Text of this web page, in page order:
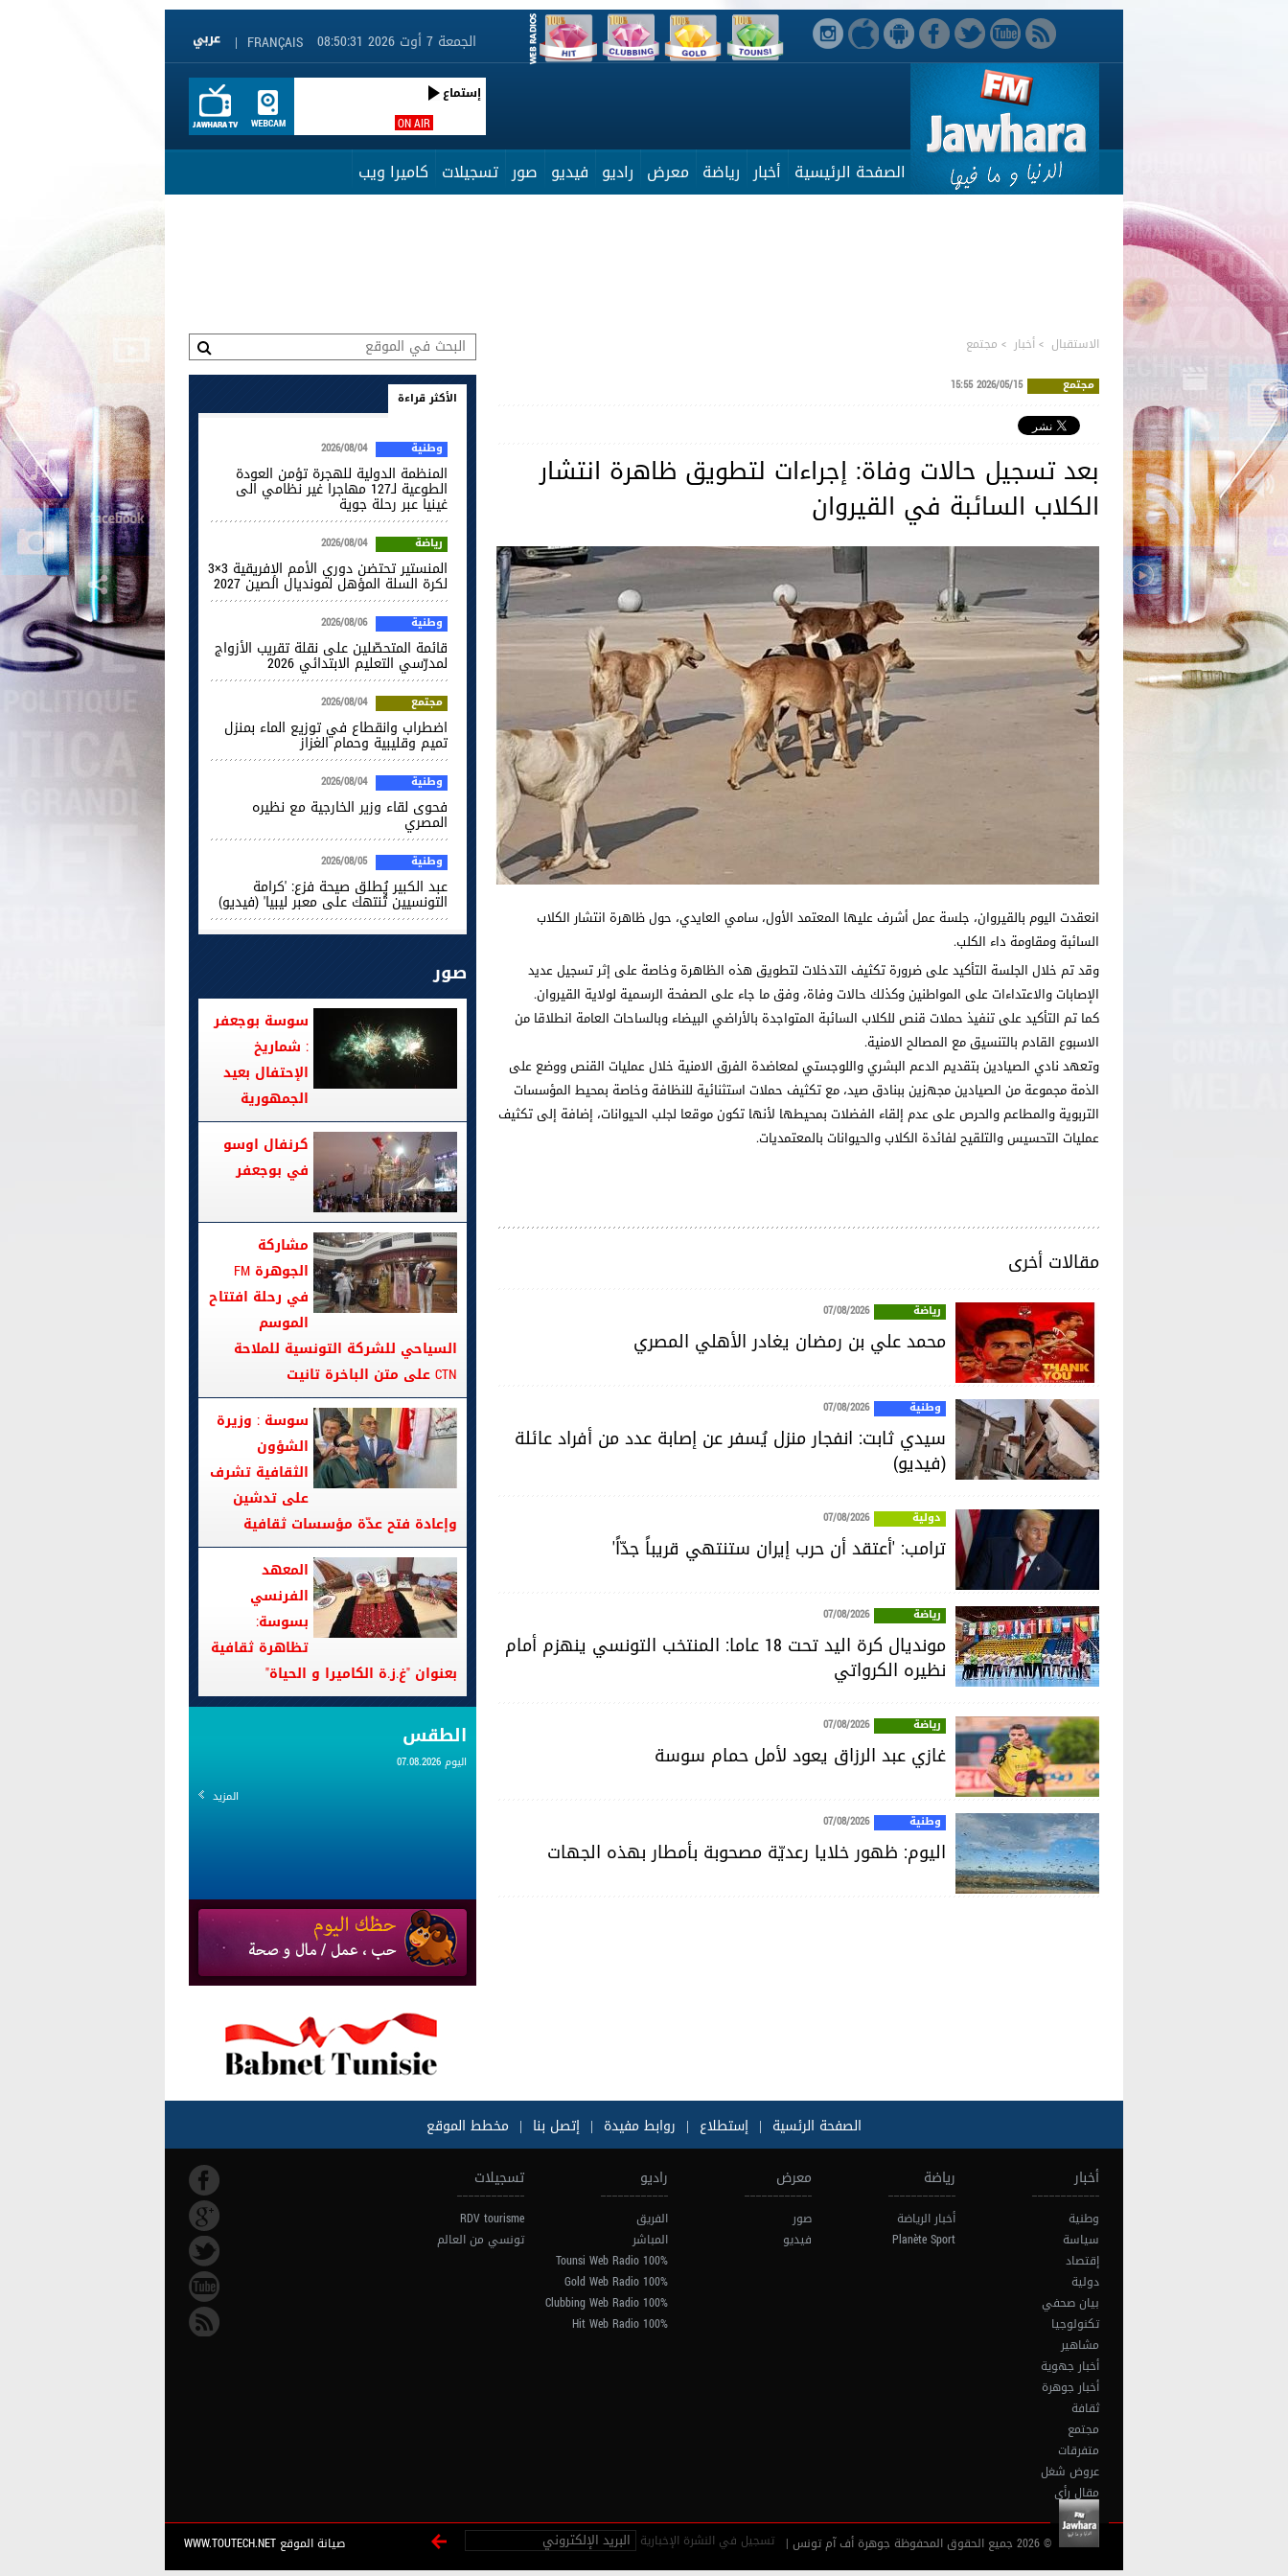
FRANÇAIS
| الجمعة 7 أوت 2026 08:50:32
ON AIR
إستماع
الصفحة الرئيسية أخبار رياضة معرض راديو فيديو صور تسجيلات كاميرا ويب
الاستقبال >أخبار > مجتمع
مجتمع 2026/05/15 15:55
بعد تسجيل حالات وفاة: إجراءات لتطويق ظاهرة انتشار
الكلاب السائبة في القيروان
انعقدت اليوم بالقيروان، جلسة عمل أشرف عليها المعتمد الأول، سامي العايدي، حول ظاهرة انتشار الكلاب
السائبة ومقاومة داء الكلب.
وقد تم خلال الجلسة التأكيد على ضرورة تكثيف التدخلات لتطويق هذه الظاهرة وخاصة على إثر تسجيل عديد
الإصابات والاعتداءات على المواطنين وكذلك حالات وفاة، وفق ما جاء على الصفحة الرسمية لولاية القيروان.
كما تم التأكيد على تنفيذ حملات قنص للكلاب السائبة المتواجدة بالأراضي البيضاء وبالساحات العامة انطلاقا من
الاسبوع القادم بالتنسيق مع المصالح الامنية.
وتعهد نادي الصيادين بتقديم الدعم البشري واللوجستي لمعاضدة الفرق الامنية خلال عمليات القنص ووضع على
الذمة مجموعة من الصيادين مجهزين ببنادق صيد، مع تكثيف حملات استثنائية للنظافة وخاصة بمحيط المؤسسات
التربوية والمطاعم والحرص على عدم إلقاء الفضلات بمحيطها لأنها تكون موقعا لجلب الحيوانات، إضافة إلى تكثيف
عمليات التحسيس والتلقيح لفائدة الكلاب والحيوانات بالمعتمديات.
مقالات أخرى
رياضة 07/08/2026
محمد علي بن رمضان يغادر الأهلي المصري
وطنية 07/08/2026
سيدي ثابت: انفجار منزل يُسفر عن إصابة عدد من أفراد عائلة
(فيديو)
دولية 07/08/2026
ترامب: 'أعتقد أن حرب إيران ستنتهي قريباً جدّاً'
رياضة 07/08/2026
مونديال كرة اليد تحت 18 عاما: المنتخب التونسي ينهزم أمام
نظيره الكرواتي
رياضة 07/08/2026
غازي عبد الرزاق يعود لأمل حمام سوسة
وطنية 07/08/2026
اليوم: ظهور خلايا رعديّة مصحوبة بأمطار بهذه الجهات
الأكثر قراءة
وطنية 2026/08/04
المنظمة الدولية للهجرة تؤمن العودة
الطوعية لـ127 مهاجرا غير نظامي الى
غينيا عبر رحلة جوية
رياضة 2026/08/04
المنستير تحتضن دوري الأمم الإفريقية 3×3
لكرة السلة المؤهل لمونديال الصين 2027
وطنية 2026/08/06
قائمة المتحصّلين على نقلة تقريب الأزواج
لمدرّسي التعليم الابتدائي 2026
مجتمع 2026/08/04
اضطراب وانقطاع في توزيع الماء بمنزل
تميم وقليبية وحمام الغزاز
وطنية 2026/08/04
فحوى لقاء وزير الخارجية مع نظيره
المصري
وطنية 2026/08/05
عبد الكبير يُطلق صيحة فزع: 'كرامة
التونسيين تُنتهك على معبر ليبيا' (فيديو)
صور
سوسة بوجعفر
: شماريخ
الإحتفال بعيد
الجمهورية
كرنفال اوسو
في بوجعفر
مشاركة
الجوهرة FM
في رحلة افتتاح
الموسم
السياحي للشركة التونسية للملاحة
CTN على متن الباخرة تانيت
سوسة : وزيرة
الشؤون
الثقافية تشرف
على تدشين
وإعادة فتح عدّة مؤسسات ثقافية
المعهد
الفرنسي
بسوسة:
تظاهرة ثقافية
بعنوان "غ.ز.ة الكاميرا و الحياة"
الطقس
اليوم 07.08.2026
المزيد
الصفحة الرئسية | إستطلاع | روابط مفيدة | إتصل بنا | مخطط الموقع
أخبار
وطنية
سياسة
إقتصاد
دولية
بيان صحفي
تكنولوجيا
مشاهير
أخبار جهوية
أخبار جوهرة
ثقافة
مجتمع
متفرقات
عروض شغل
مقال رأي
رياضة
أخبار الرياضة
Planète Sport
معرض
صور
فيديو
راديو
الفريق
المباشر
100% Tounsi Web Radio
100% Gold Web Radio
100% Clubbing Web Radio
100% Hit Web Radio
تسجيلات
RDV tourisme
تونسي من العالم
© 2026 جميع الحقوق المحفوظة جوهرة أف آم تونس | تسجيل في النشرة الإخبارية صيانة الموقع WWW.TOUTECH.NET